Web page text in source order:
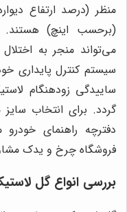
منظر (درصد ارتفاع
(برحسب اینچ) هستند.
سیستم کنترل پایداری
ساییدگی زودهنگام
گردد. برای انتخاب
دفترچه راهنمای خودرو
فروشگاه چرخ و یدک
بررسی انواع گل